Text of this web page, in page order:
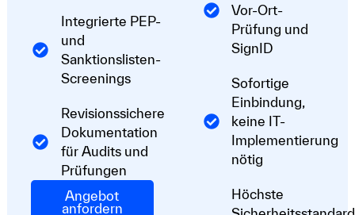
Integrierte PEP-
und
Sanktionslisten-
Screenings
Revisionssichere
Dokumentation
für Audits und
Prüfungen
Angebot
anfordern
Vor-Ort-
Prüfung und
SignID
Sofortige
Einbindung,
keine IT-
Implementierung
nötig
Höchste